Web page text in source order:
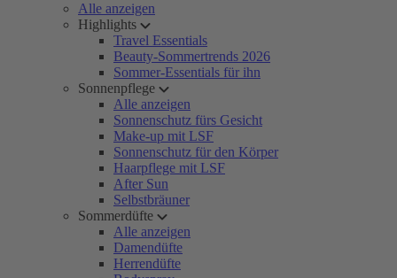
Alle anzeigen
Highlights
Travel Essentials
Beauty-Sommertrends 2026
Sommer-Essentials für ihn
Sonnenpflege
Alle anzeigen
Sonnenschutz fürs Gesicht
Make-up mit LSF
Sonnenschutz für den Körper
Haarpflege mit LSF
After Sun
Selbstbräuner
Sommerdüfte
Alle anzeigen
Damendüfte
Herrendüfte